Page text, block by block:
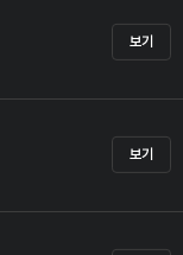
보기
보기